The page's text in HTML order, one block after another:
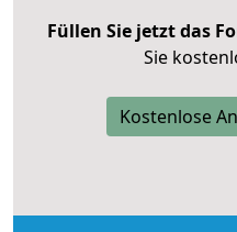
Füllen Sie jetzt das
Sie
Kostenlose